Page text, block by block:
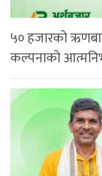
५० हजारको
कल्पनाको